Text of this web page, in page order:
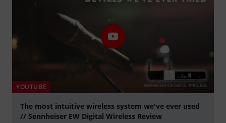
YOUTUBE
The most intuitive wireless system we've ever used
// Sennheiser EW Digital Wireless Review